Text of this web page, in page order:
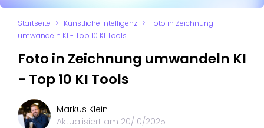
Startseite > Künstliche Intelligenz > Foto in Zeichnung
umwandeln KI - Top 10 KI Tools
Foto in Zeichnung umwandeln KI
- Top 10 KI Tools
Markus Klein
Aktualisiert am 20/10/2025